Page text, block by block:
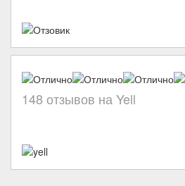
148 отзывов на Yell